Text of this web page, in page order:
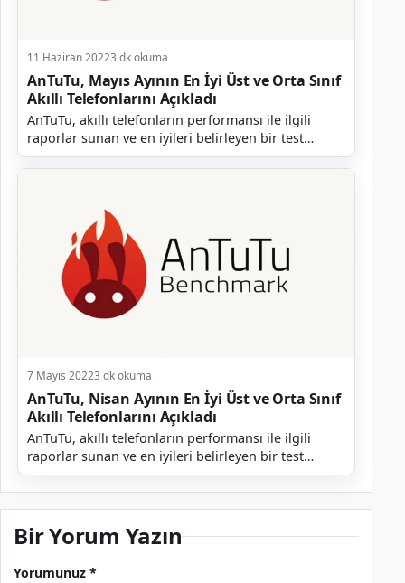
11 Haziran 20223 dk okuma
AnTuTu, Mayıs Ayının En İyi Üst ve Orta Sınıf
Akıllı Telefonlarını Açıkladı
AnTuTu, akıllı telefonların performansı ile ilgili
raporlar sunan ve en iyileri belirleyen bir test
platformudur. Şirket her ay olduğu gibi geçtiğimiz...
7 Mayıs 20223 dk okuma
AnTuTu, Nisan Ayının En İyi Üst ve Orta Sınıf
Akıllı Telefonlarını Açıkladı
AnTuTu, akıllı telefonların performansı ile ilgili
raporlar sunan ve en iyileri belirleyen bir test
platformudur. Şirket her ay olduğu gibi geçtiğimiz...
Bir Yorum Yazın
Yorumunuz *